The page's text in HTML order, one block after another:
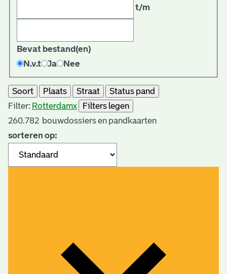
t/m
Bevat bestand(en)
N.v.t
Ja Nee
Soort Plaats Straat
Status pand
Filter: Rotterdamx
Filters legen
260.782 bouwdossiers en pandkaarten
sorteren op: